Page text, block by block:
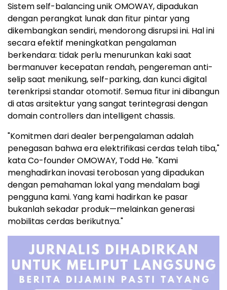
Sistem self-balancing unik OMOWAY, dipadukan
dengan perangkat lunak dan fitur pintar yang
dikembangkan sendiri, mendorong disrupsi ini. Hal ini
secara efektif meningkatkan pengalaman
berkendara: tidak perlu menurunkan kaki saat
bermanuver kecepatan rendah, pengereman anti-
selip saat menikung, self-parking, dan kunci digital
terenkripsi standar otomotif. Semua fitur ini dibangun
di atas arsitektur yang sangat terintegrasi dengan
domain controllers dan intelligent chassis.
"Komitmen dari dealer berpengalaman adalah
penegasan bahwa era elektrifikasi cerdas telah tiba,"
kata Co-founder OMOWAY, Todd He. "Kami
menghadirkan inovasi terobosan yang dipadukan
dengan pemahaman lokal yang mendalam bagi
pengguna kami. Yang kami hadirkan ke pasar
bukanlah sekadar produk—melainkan generasi
mobilitas cerdas berikutnya."